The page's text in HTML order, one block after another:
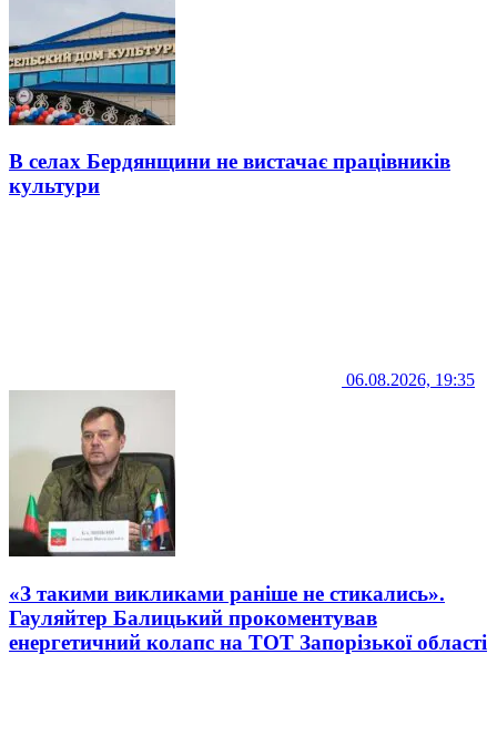
В селах Бердянщини не вистачає працівників
культури
06.08.2026, 19:35
«З такими викликами раніше не стикались».
Гауляйтер Балицький прокоментував
енергетичний колапс на ТОТ Запорізької області